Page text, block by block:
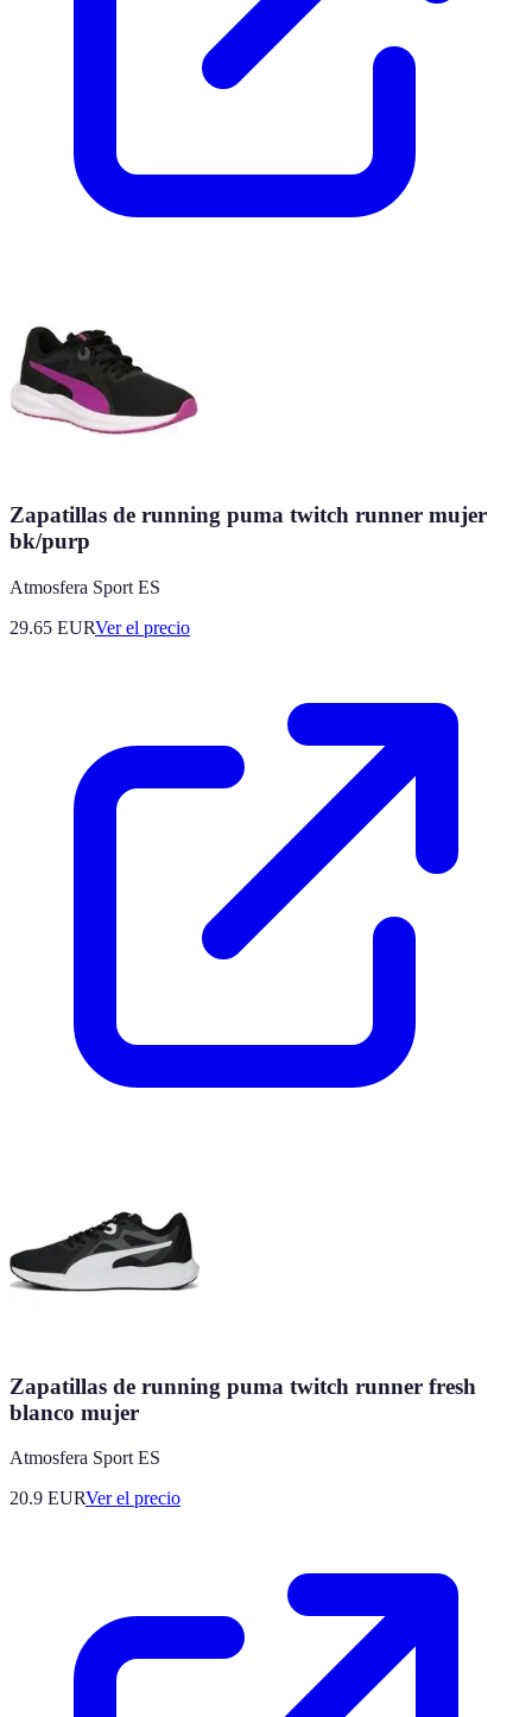
Zapatillas de running puma twitch runner mujer
bk/purp
Atmosfera Sport ES
29.65 EURVer el precio
Zapatillas de running puma twitch runner fresh
blanco mujer
Atmosfera Sport ES
20.9 EURVer el precio